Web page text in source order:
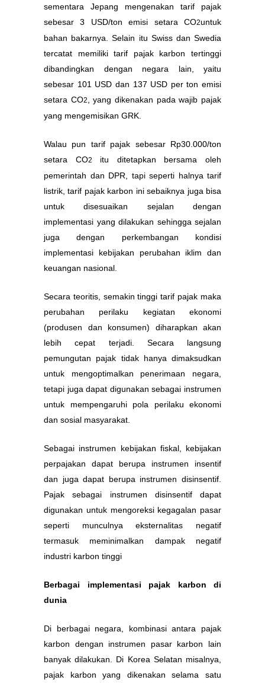
sementara Jepang mengenakan tarif pajak
sebesar 3 USD/ton emisi setara CO2untuk
bahan bakarnya. Selain itu Swiss dan Swedia
tercatat memiliki tarif pajak karbon tertinggi
dibandingkan dengan negara lain, yaitu
sebesar 101 USD dan 137 USD per ton emisi
setara CO2
, yang dikenakan pada wajib pajak
yang mengemisikan GRK.
Walau pun tarif pajak sebesar Rp30.000/ton
setara CO2
itu ditetapkan bersama oleh
pemerintah dan DPR, tapi seperti halnya tarif
listrik, tarif pajak karbon ini sebaiknya juga bisa
untuk disesuaikan sejalan dengan
implementasi yang dilakukan sehingga sejalan
juga dengan perkembangan kondisi
implementasi kebijakan perubahan iklim dan
keuangan nasional.
Secara teoritis, semakin tinggi tarif pajak maka
perubahan perilaku kegiatan ekonomi
(produsen dan konsumen) diharapkan akan
lebih cepat terjadi. Secara langsung
pemungutan pajak tidak hanya dimaksudkan
untuk mengoptimalkan penerimaan negara,
tetapi juga dapat digunakan sebagai instrumen
untuk mempengaruhi pola perilaku ekonomi
dan sosial masyarakat.
Sebagai instrumen kebijakan fiskal, kebijakan
perpajakan dapat berupa instrumen insentif
dan juga dapat berupa instrumen disinsentif.
Pajak sebagai instrumen disinsentif dapat
digunakan untuk mengoreksi kegagalan pasar
seperti munculnya eksternalitas negatif
termasuk meminimalkan dampak negatif
industri karbon tinggi
Berbagai implementasi pajak karbon di
dunia
Di berbagai negara, kombinasi antara pajak
karbon dengan instrumen pasar karbon lain
banyak dilakukan. Di Korea Selatan misalnya,
pajak karbon yang dikenakan selama satu